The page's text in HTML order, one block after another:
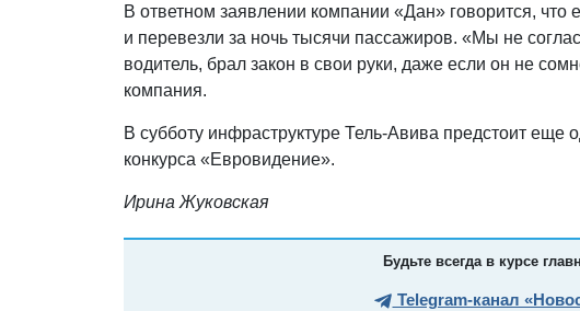
В ответном заявлении компании «Дан» говорится, что
и перевезли за ночь тысячи пассажиров. «Мы не
водитель, брал закон в свои руки, даже если он не
компания.
В субботу инфраструктуре Тель-Авива предстоит
конкурса «Евровидение».
Ирина Жуковская
Будьте всегда в курсе
Telegram-канал